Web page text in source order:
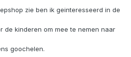
zie ben ik geinteresseerd in de
de kinderen om mee te nemen naar
goochelen.